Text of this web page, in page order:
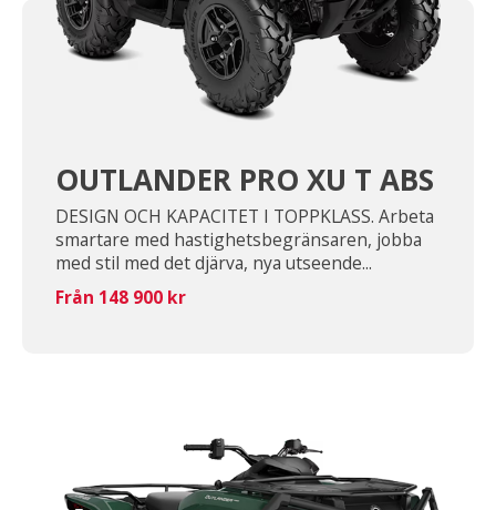
OUTLANDER PRO XU T ABS
DESIGN OCH KAPACITET I TOPPKLASS. Arbeta
smartare med hastighetsbegränsaren, jobba
med stil med det djärva, nya utseende...
Från 148 900 kr